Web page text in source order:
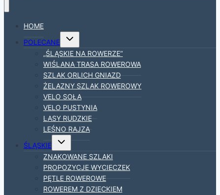
HOME
POLECANE
Przełącz
podrzędne
„ŚLĄSKIE NA ROWERZE”
WIŚLANA TRASA ROWEROWA
SZLAK ORLICH GNIAZD
ŻELAZNY SZLAK ROWEROWY
VELO SOŁA
VELO PUSTYNIA
LASY RUDZKIE
LEŚNO RAJZA
ŚLĄSKIE
Przełącz
podrzędne
ZNAKOWANE SZLAKI
PROPOZYCJE WYCIECZEK
PĘTLE ROWEROWE
ROWEREM Z DZIECKIEM